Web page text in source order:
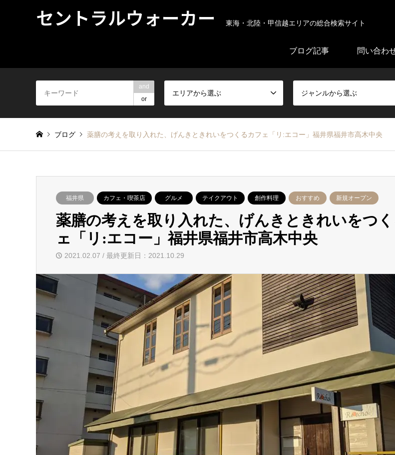
セントラルウォーカー 東海・北陸・甲信越エリアの総合検索サイト
ブログ記事 問い合わ
and
or
エリアから選ぶ ジャンルから選ぶ
ブログ 薬膳の考えを取り入れた、げんきときれいをつくるカフェ「リ:エコー」福井県福井市高木中央
福井県 カフェ・喫茶店 グルメ テイクアウト 創作料理 おすすめ 新規オープン
薬膳の考えを取り入れた、げんきときれいをつ
ェ「リ:エコー」福井県福井市高木中央
2021.02.07 / 最終更新日：2021.10.29